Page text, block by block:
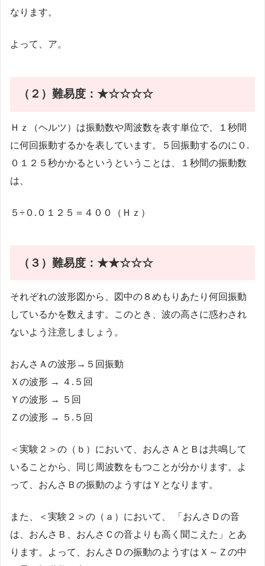
なります。
よって、ア。
（２）難易度：★☆☆☆☆
Ｈｚ（ヘルツ）は振動数や周波数を表す単位で、１秒間
に何回振動するかを表しています。５回振動するのに０.
０１２５秒かかるというということは、１秒間の振動数
は、
５÷０.０１２５＝４００（Ｈｚ）
（３）難易度：★★☆☆☆
それぞれの波形図から、図中の８めもりあたり何回振動
しているかを数えます。このとき、波の高さに惑わされ
ないよう注意しましょう。
おんさＡの波形→５回振動
Ｘの波形 → ４.５回
Ｙの波形 → ５回
Ｚの波形 → ５.５回
＜実験２＞の（ｂ）において、おんさＡとＢは共鳴して
いることから、同じ周波数をもつことが分かります。よ
って、おんさＢの振動のようすはＹとなります。
また、＜実験２＞の（ａ）において、 「おんさＤの音
は、おんさＢ、おんさＣの音よりも高く聞こえた」とあ
ります。よって、おんさＤの振動のようすはＸ～Ｚの中